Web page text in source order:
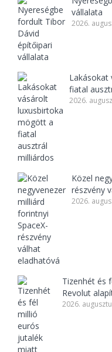
vállalata
2026.
Lakásokat
fiatal
2026.
Közel
részvény
2026.
Tizenhét és
Revolut
2026.